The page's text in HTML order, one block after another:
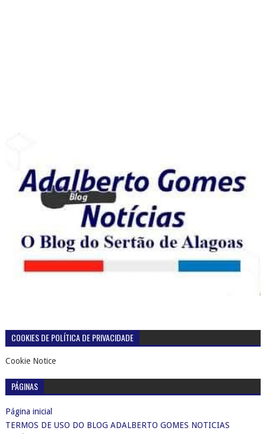
COOKIES DE POLÍTICA DE PRIVACIDADE
Cookie Notice
PÁGINAS
Página inicial
TERMOS DE USO DO BLOG ADALBERTO GOMES NOTICIAS